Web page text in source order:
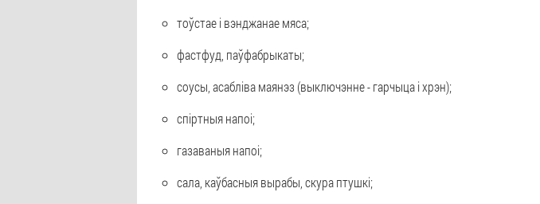
тоўстае і вэнджанае мяса;
фастфуд, паўфабрыкаты;
соусы, асабліва маянэз (выключэнне - гарчыца і хрэн);
спіртныя напоі;
газаваныя напоі;
сала, каўбасныя вырабы, скура птушкі;